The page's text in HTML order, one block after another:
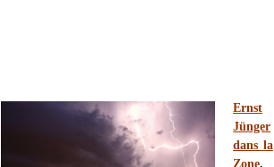
Ernst
Jünger
dans la
Zone.